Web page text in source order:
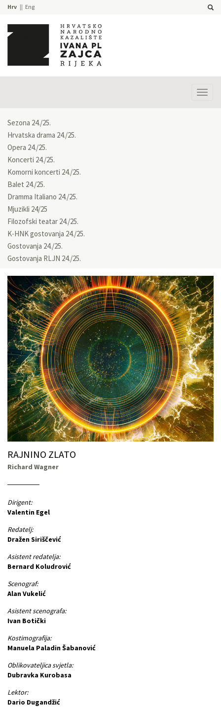
Hrv Eng
Sezona 24./25.
Hrvatska drama 24./25.
Opera 24./25.
Koncerti 24./25.
Komorni koncerti 24./25.
Balet 24./25.
Dramma Italiano 24./25.
Mjuzikli 24/25
Filozofski teatar 24./25.
K-HNK gostovanja 24./25.
Gostovanja 24./25.
Gostovanja RLJN 24./25.
RAJNINO ZLATO
Richard Wagner
Dirigent:
Valentin Egel
Redatelj:
Dražen Siriščević
Asistent redatelja:
Bernard Koludrović
Scenograf:
Alan Vukelić
Asistent scenografa:
Ivan Botički
Kostimografija:
Manuela Paladin Šabanović
Oblikovateljica svjetla:
Dubravka Kurobasa
Lektor:
Dario Dugandžić